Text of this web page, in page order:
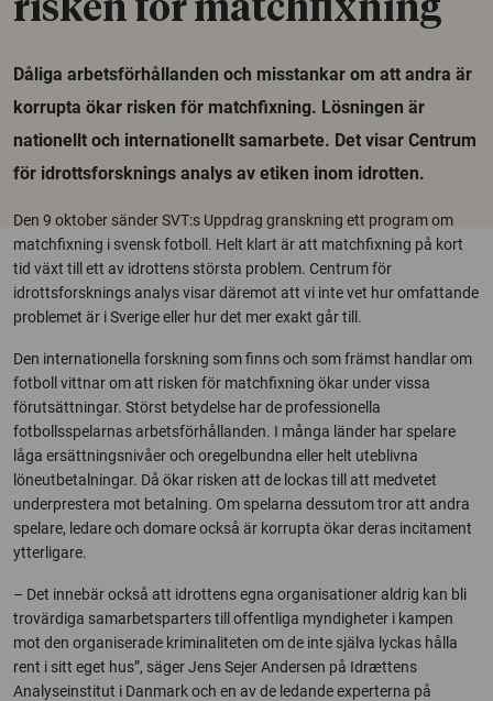
risken för matchfixning
Dåliga arbetsförhållanden och misstankar om att andra är
korrupta ökar risken för matchfixning. Lösningen är
nationellt och internationellt samarbete. Det visar Centrum
för idrottsforsknings analys av etiken inom idrotten.
Den 9 oktober sänder SVT:s Uppdrag granskning ett program om
matchfixning i svensk fotboll. Helt klart är att matchfixning på kort
tid växt till ett av idrottens största problem. Centrum för
idrottsforsknings analys visar däremot att vi inte vet hur omfattande
problemet är i Sverige eller hur det mer exakt går till.
Den internationella forskning som finns och som främst handlar om
fotboll vittnar om att risken för matchfixning ökar under vissa
förutsättningar. Störst betydelse har de professionella
fotbollsspelarnas arbetsförhållanden. I många länder har spelare
låga ersättningsnivåer och oregelbundna eller helt uteblivna
löneutbetalningar. Då ökar risken att de lockas till att medvetet
underprestera mot betalning. Om spelarna dessutom tror att andra
spelare, ledare och domare också är korrupta ökar deras incitament
ytterligare.
– Det innebär också att idrottens egna organisationer aldrig kan bli
trovärdiga samarbetsparters till offentliga myndigheter i kampen
mot den organiserade kriminaliteten om de inte själva lyckas hålla
rent i sitt eget hus”, säger Jens Sejer Andersen på Idrættens
Analyseinstitut i Danmark och en av de ledande experterna på